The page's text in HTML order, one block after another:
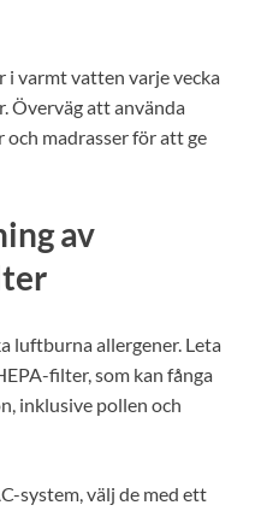
i varmt vatten varje vecka
Överväg att använda
madrasser för att ge
av
luftburna allergener. Leta
filter, som kan fånga
inklusive pollen och
system, välj de med ett